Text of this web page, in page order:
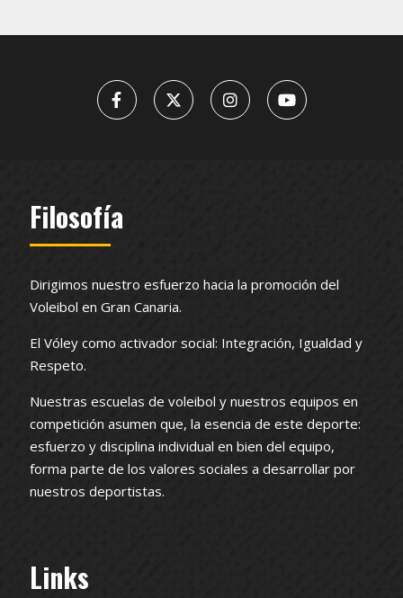
Filosofía
Dirigimos nuestro esfuerzo hacia la promoción del
Voleibol en Gran Canaria.
El Vóley como activador social: Integración, Igualdad y
Respeto.
Nuestras escuelas de voleibol y nuestros equipos en
competición asumen que, la esencia de este deporte:
esfuerzo y disciplina individual en bien del equipo,
forma parte de los valores sociales a desarrollar por
nuestros deportistas.
Links